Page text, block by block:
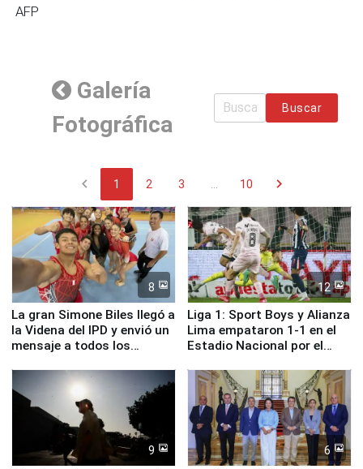
AFP
Galería
Fotográfica
Buscar
chevron_left 1 2 3 10 chevron_right
8
La gran Simone Biles llegó a
la Videna del IPD y envió un
mensaje a todos los
12
Liga 1: Sport Boys y Alianza
Lima empataron 1-1 en el
Estadio Nacional por el
9 6